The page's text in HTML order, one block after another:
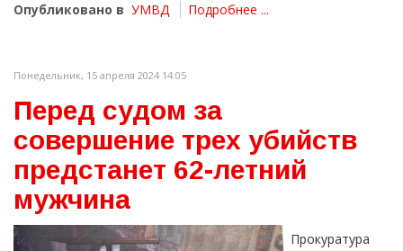
Опубликовано в УМВД Подробнее ...
Понедельник, 15 апреля 2024 14:05
Перед судом за
совершение трех убийств
предстанет 62-летний
мужчина
Прокуратура